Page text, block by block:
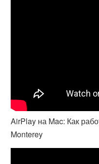
AirPlay на Mac: Как
Monterey